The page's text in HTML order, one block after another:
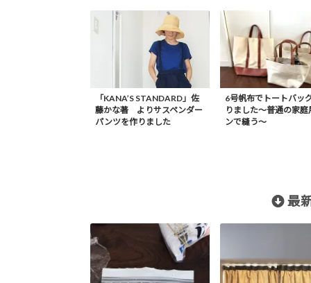
「KANA’S STANDARD」佐
藤かな著 よりサスペンダー
パンツを作りました
6号帆布でトートバッ
りました〜普通の家庭
ンで縫う〜
最